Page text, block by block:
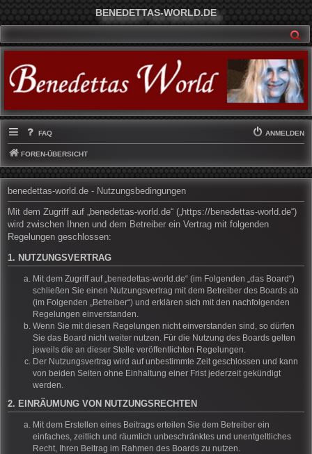
BENEDETTAS-WORLD.DE
FAQ ANMELDEN
FOREN-ÜBERSICHT
benedettas-world.de - Nutzungsbedingungen
Mit dem Zugriff auf „benedettas-world.de“ („https://benedettas-world.de“)
wird zwischen Ihnen und dem Betreiber ein Vertrag mit folgenden
Regelungen geschlossen:
1. NUTZUNGSVERTRAG
Mit dem Zugriff auf „benedettas-world.de“ (im Folgenden „das Board“)
schließen Sie einen Nutzungsvertrag mit dem Betreiber des Boards ab
(im Folgenden „Betreiber“) und erklären sich mit den nachfolgenden
Regelungen einverstanden.
Wenn Sie mit diesen Regelungen nicht einverstanden sind, so dürfen
Sie das Board nicht weiter nutzen. Für die Nutzung des Boards gelten
jeweils die an dieser Stelle veröffentlichten Regelungen.
Der Nutzungsvertrag wird auf unbestimmte Zeit geschlossen und kann
von beiden Seiten ohne Einhaltung einer Frist jederzeit gekündigt
werden.
2. EINRÄUMUNG VON NUTZUNGSRECHTEN
Mit dem Erstellen eines Beitrags erteilen Sie dem Betreiber ein
einfaches, zeitlich und räumlich unbeschränktes und unentgeltliches
Recht, Ihren Beitrag im Rahmen des Boards zu nutzen.